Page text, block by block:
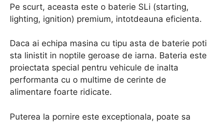
Pe scurt, aceasta este o baterie SLi (starting,
lighting, ignition) premium, intotdeauna eficienta.
Daca ai echipa masina cu tipu asta de baterie poti
sta linistit in noptile geroase de iarna. Bateria este
proiectata special pentru vehicule de inalta
performanta cu o multime de cerinte de
alimentare foarte ridicate.
Puterea la pornire este exceptionala, poate sa